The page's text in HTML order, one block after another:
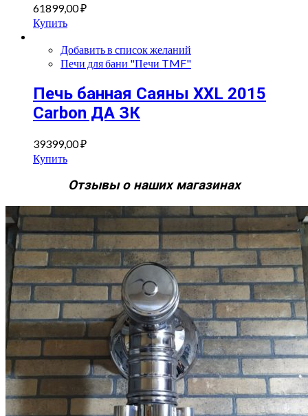
61899,00₽
Купить
Добавить в список желаний
Печи для бани "Печи TMF"
Печь банная Саяны XXL 2015
Carbon ДА ЗК
39399,00₽
Купить
Отзывы о наших магазинах